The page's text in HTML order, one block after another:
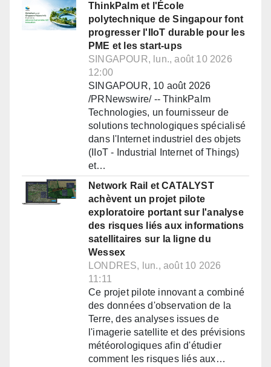
ThinkPalm et l'École
polytechnique de Singapour font
progresser l'IIoT durable pour les
PME et les start-ups
SINGAPOUR, lun., août 10 2026
12:00
SINGAPOUR, 10 août 2026
/PRNewswire/ -- ThinkPalm
Technologies, un fournisseur de
solutions technologiques spécialisé
dans l'Internet industriel des objets
(IIoT - Industrial Internet of Things)
et…
Network Rail et CATALYST
achèvent un projet pilote
exploratoire portant sur l'analyse
des risques liés aux informations
satellitaires sur la ligne du
Wessex
LONDRES, lun., août 10 2026
11:11
Ce projet pilote innovant a combiné
des données d'observation de la
Terre, des analyses issues de
l'imagerie satellite et des prévisions
météorologiques afin d'étudier
comment les risques liés aux…